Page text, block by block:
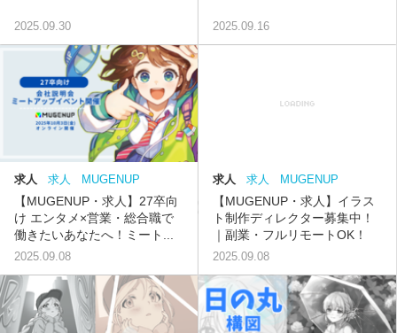
2025.09.30 2025.09.16
求人 求人 MUGENUP
【MUGENUP・求人】27卒向
け エンタメ×営業・総合職で
働きたいあなたへ！ミート...
2025.09.08
求人 求人 MUGENUP
【MUGENUP・求人】イラス
ト制作ディレクター募集中！
｜副業・フルリモートOK！
2025.09.08